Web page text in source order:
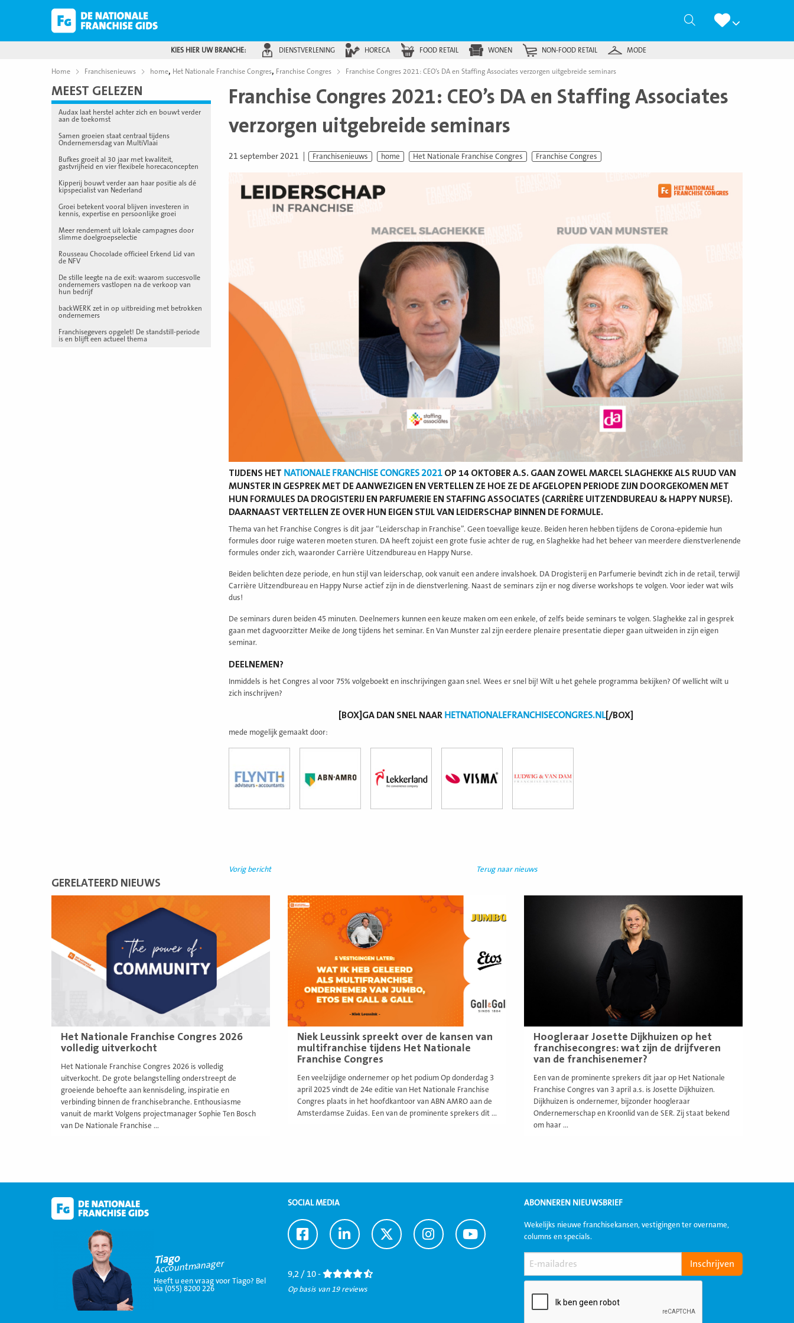
Zoeken
KIES HIER UW BRANCHE: DIENSTVERLENING HORECA FOOD RETAIL WONEN NON-FOOD RETAIL MODE
Home Franchisenieuws home, Het Nationale Franchise Congres, Franchise Congres Franchise Congres 2021: CEO’s DA en Staffing Associates verzorgen uitgebreide seminars
MEEST GELEZEN
Audax laat herstel achter zich en bouwt verder
aan de toekomst
Samen groeien staat centraal tijdens
Ondernemersdag van MultiVlaai
Bufkes groeit al 30 jaar met kwaliteit,
gastvrijheid en vier flexibele horecaconcepten
Kipperij bouwt verder aan haar positie als dé
kipspecialist van Nederland
Groei betekent vooral blijven investeren in
kennis, expertise en persoonlijke groei
Meer rendement uit lokale campagnes door
slimme doelgroepselectie
Rousseau Chocolade officieel Erkend Lid van
de NFV
De stille leegte na de exit: waarom succesvolle
ondernemers vastlopen na de verkoop van
hun bedrijf
backWERK zet in op uitbreiding met betrokken
ondernemers
Franchisegevers opgelet! De standstill-periode
is en blijft een actueel thema
Franchise Congres 2021: CEO’s DA en Staffing Associates
verzorgen uitgebreide seminars
21 september 2021 Franchisenieuws home Het Nationale Franchise Congres Franchise Congres
TIJDENS HET NATIONALE FRANCHISE CONGRES 2021 OP 14 OKTOBER A.S. GAAN ZOWEL MARCEL SLAGHEKKE ALS RUUD VAN
MUNSTER IN GESPREK MET DE AANWEZIGEN EN VERTELLEN ZE HOE ZE DE AFGELOPEN PERIODE ZIJN DOORGEKOMEN MET
HUN FORMULES DA DROGISTERIJ EN PARFUMERIE EN STAFFING ASSOCIATES (CARRIÈRE UITZENDBUREAU & HAPPY NURSE).
DAARNAAST VERTELLEN ZE OVER HUN EIGEN STIJL VAN LEIDERSCHAP BINNEN DE FORMULE.
Thema van het Franchise Congres is dit jaar “Leiderschap in Franchise”. Geen toevallige keuze. Beiden heren hebben tijdens de Corona-epidemie hun
formules door ruige wateren moeten sturen. DA heeft zojuist een grote fusie achter de rug, en Slaghekke had het beheer van meerdere dienstverlenende
formules onder zich, waaronder Carrière Uitzendbureau en Happy Nurse.
Beiden belichten deze periode, en hun stijl van leiderschap, ook vanuit een andere invalshoek. DA Drogisterij en Parfumerie bevindt zich in de retail, terwijl
Carrière Uitzendbureau en Happy Nurse actief zijn in de dienstverlening. Naast de seminars zijn er nog diverse workshops te volgen. Voor ieder wat wils
dus!
De seminars duren beiden 45 minuten. Deelnemers kunnen een keuze maken om een enkele, of zelfs beide seminars te volgen. Slaghekke zal in gesprek
gaan met dagvoorzitter Meike de Jong tijdens het seminar. En Van Munster zal zijn eerdere plenaire presentatie dieper gaan uitweiden in zijn eigen
seminar.
DEELNEMEN?
Inmiddels is het Congres al voor 75% volgeboekt en inschrijvingen gaan snel. Wees er snel bij! Wilt u het gehele programma bekijken? Of wellicht wilt u
zich inschrijven?
[BOX]GA DAN SNEL NAAR HETNATIONALEFRANCHISECONGRES.NL[/BOX]
mede mogelijk gemaakt door:
Vorig bericht Terug naar nieuws
GERELATEERD NIEUWS
Het Nationale Franchise Congres 2026
volledig uitverkocht
Het Nationale Franchise Congres 2026 is volledig
uitverkocht. De grote belangstelling onderstreept de
groeiende behoefte aan kennisdeling, inspiratie en
verbinding binnen de franchisebranche. Enthousiasme
vanuit de markt Volgens projectmanager Sophie Ten Bosch
van De Nationale Franchise ...
Niek Leussink spreekt over de kansen van
multifranchise tijdens Het Nationale
Franchise Congres
Een veelzijdige ondernemer op het podium Op donderdag 3
april 2025 vindt de 24e editie van Het Nationale Franchise
Congres plaats in het hoofdkantoor van ABN AMRO aan de
Amsterdamse Zuidas. Een van de prominente sprekers dit ...
Lees
meer
Hoogleraar Josette Dijkhuizen op het
franchisecongres: wat zijn de drijfveren
van de franchisenemer?
Een van de prominente sprekers dit jaar op Het Nationale
Franchise Congres van 3 april a.s. is Josette Dijkhuizen.
Dijkhuizen is ondernemer, bijzonder hoogleraar
Ondernemerschap en Kroonlid van de SER. Zij staat bekend
om haar ...
Tiago
Accountmanager
Heeft u een vraag voor Tiago? Bel
via (055) 8200 226
SOCIAL MEDIA
Ga
naar
Ga
naar
Ga
naar
Ga
naar
Ga
naar
9,2 / 10 -
Op basis van 19 reviews
ABONNEREN NIEUWSBRIEF
Wekelijks nieuwe franchisekansen, vestigingen ter overname,
columns en specials.